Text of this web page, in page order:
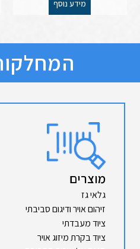
מידע נוסף
מוצרים
גלאי גז
זיהום אויר ודיגום סביבתי
ציוד מעבדתי
ציוד בקרת מיזוג אויר